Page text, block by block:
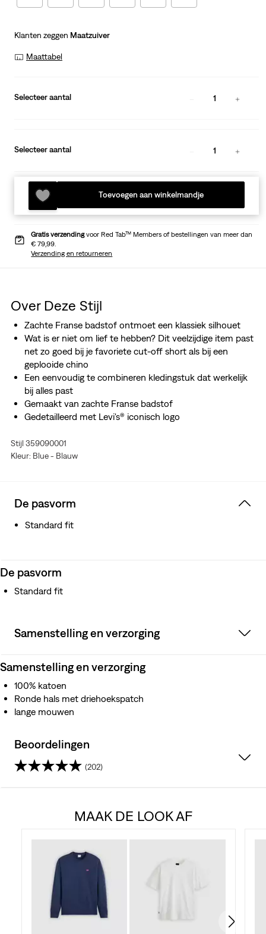
Klanten zeggen Maatzuiver
Maattabel
Selecteer aantal 1
Selecteer aantal 1
Toevoegen aan winkelmandje
Gratis verzendingvoor Red Tab™ Members of bestellingen van meer dan
€ 79,99.
Verzending en retourneren
Over Deze Stijl
Zachte Franse badstof ontmoet een klassiek silhouet
Wat is er niet om lief te hebben? Dit veelzijdige item past
net zo goed bij je favoriete cut-off short als bij een
geplooide chino
Een eenvoudig te combineren kledingstuk dat werkelijk
bij alles past
Gemaakt van zachte Franse badstof
Gedetailleerd met Levi's® iconisch logo
Stijl 359090001
Kleur: Blue - Blauw
De pasvorm
Standard fit
De pasvorm
Standard fit
Samenstelling en verzorging
Samenstelling en verzorging
100% katoen
Ronde hals met driehoekspatch
lange mouwen
Beoordelingen
(202)
sterren.
beoordelingen
MAAK DE LOOK AF